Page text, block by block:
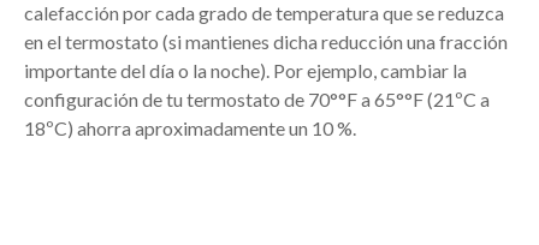
calefacción por cada grado de temperatura que se reduzca
en el termostato (si mantienes dicha reducción una fracción
importante del día o la noche). Por ejemplo, cambiar la
configuración de tu termostato de 70°°F a 65°°F (21ºC a
18ºC) ahorra aproximadamente un 10 %.